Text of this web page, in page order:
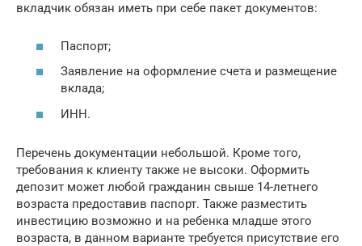
вкладчик обязан иметь при себе пакет документов:
Паспорт;
Заявление на оформление счета и размещение
вклада;
ИНН.
Перечень документации небольшой. Кроме того,
требования к клиенту также не высоки. Оформить
депозит может любой гражданин свыше 14-летнего
возраста предоставив паспорт. Также разместить
инвестицию возможно и на ребенка младше этого
возраста, в данном варианте требуется присутствие его